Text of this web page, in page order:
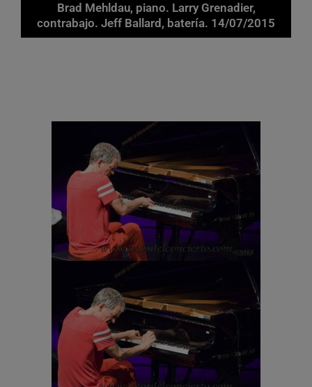
Brad Mehldau, piano. Larry Grenadier,
contrabajo. Jeff Ballard, batería. 14/07/2015